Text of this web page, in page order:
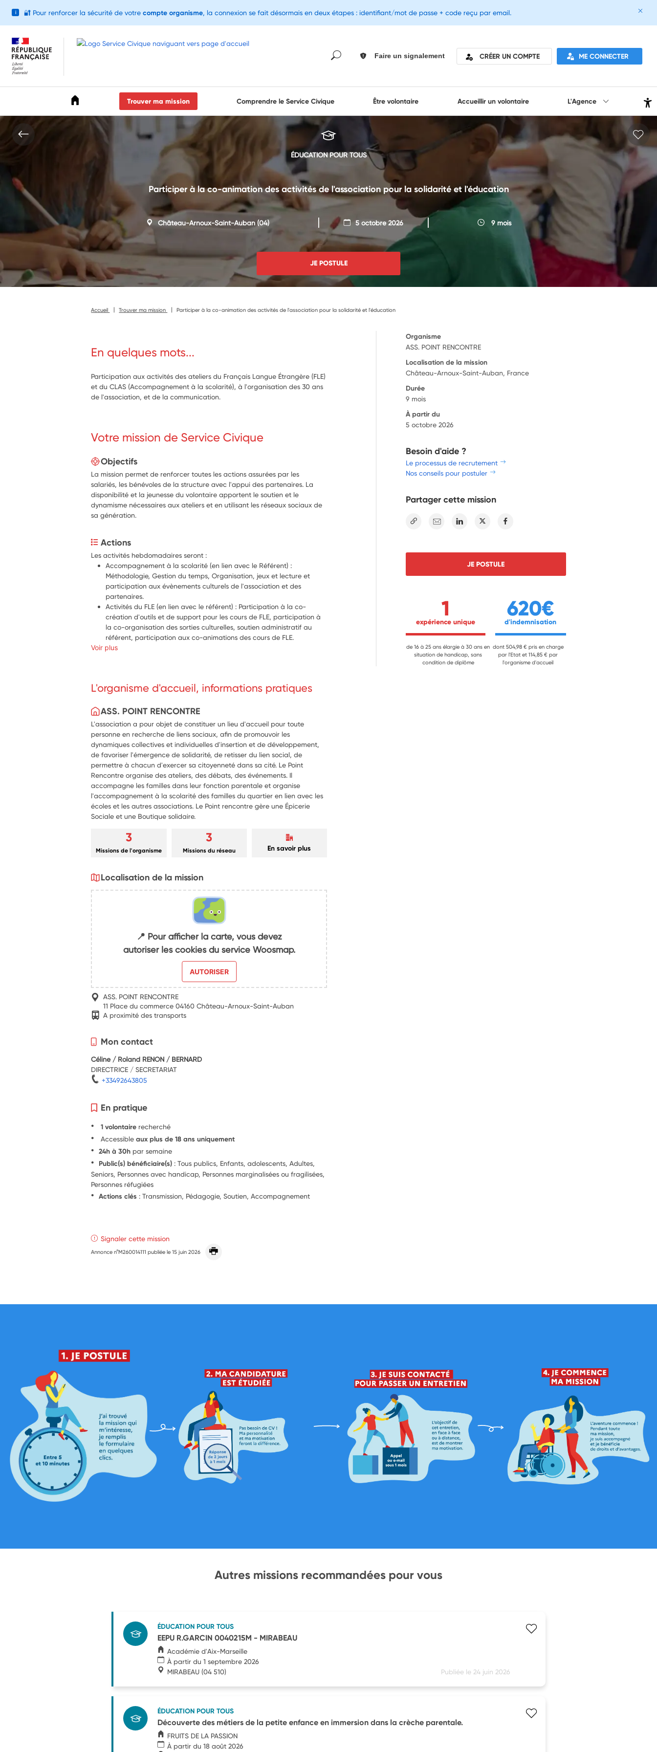
Faire un signalement CRÉER UN COMPTE ME CONNECTER
Trouver ma mission Comprendre le Service Civique Être volontaire Accueillir un volontaire L'Agence
ÉDUCATION POUR TOUS
Participer à la co-animation des activités de l'association pour la solidarité et l'éducation
Château-Arnoux-Saint-Auban(04) 5 octobre 2026 9 mois
JE POSTULE
Accueil Trouver ma mission Participer à la co-animation des activités de l'association pour la solidarité et l'éducation
En quelques mots...
Participation aux activités des ateliers du Français Langue Étrangère (FLE)
et du CLAS (Accompagnement à la scolarité), à l'organisation des 30 ans
de l'association, et de la communication.
Votre mission de Service Civique
Objectifs
La mission permet de renforcer toutes les actions assurées par les
salariés, les bénévoles de la structure avec l'appui des partenaires. La
disponibilité et la jeunesse du volontaire apportent le soutien et le
dynamisme nécessaires aux ateliers et en utilisant les réseaux sociaux de
sa génération.
Actions
Les activités hebdomadaires seront :
Accompagnement à la scolarité (en lien avec le Référent) :
Méthodologie, Gestion du temps, Organisation, jeux et lecture et
participation aux évènements culturels de l'association et des
partenaires.
Activités du FLE (en lien avec le référent) : Participation à la co-
création d'outils et de support pour les cours de FLE, participation à
la co-organisation des sorties culturelles, soutien administratif au
référent, participation aux co-animations des cours de FLE.
Participation à l'organisation des 30 ans de l'association :
newsletters, réseaux sociaux...
Voir plus
L'organisme d'accueil, informations pratiques
ASS. POINT RENCONTRE
L'association a pour objet de constituer un lieu d'accueil pour toute
personne en recherche de liens sociaux, afin de promouvoir les
dynamiques collectives et individuelles d'insertion et de développement,
de favoriser l'émergence de solidarité, de retisser du lien social, de
permettre à chacun d'exercer sa citoyenneté dans sa cité. Le Point
Rencontre organise des ateliers, des débats, des événements. Il
accompagne les familles dans leur fonction parentale et organise
l'accompagnement à la scolarité des familles du quartier en lien avec les
écoles et les autres associations. Le Point rencontre gère une Épicerie
Sociale et une Boutique solidaire.
3
Missions de l'organisme
3
Missions du réseau En savoir plus
Localisation de la mission
📍 Pour afficher la carte, vous devez
autoriser les cookies du service Woosmap.
AUTORISER
ASS. POINT RENCONTRE
11 Place du commerce 04160 Château-Arnoux-Saint-Auban
A proximité des transports
Mon contact
Céline / Roland RENON / BERNARD
DIRECTRICE / SECRETARIAT
+33492643805
En pratique
1 volontaire recherché
Accessibleaux plus de 18 ans uniquement
24h à 30h par semaine
Public(s) bénéficiaire(s) : Tous publics, Enfants, adolescents, Adultes,
Seniors, Personnes avec handicap, Personnes marginalisées ou fragilisées,
Personnes réfugiées
Actions clés : Transmission, Pédagogie, Soutien, Accompagnement
Signaler cette mission
Annonce n°M260014111 publiée le15 juin 2026
Organisme
ASS. POINT RENCONTRE
Localisation de la mission
Château-Arnoux-Saint-Auban, France
Durée
9 mois
À partir du
5 octobre 2026
Besoin d'aide ?
Le processus de recrutement
Nos conseils pour postuler
Partager cette mission
E-mail Linkedin Twitter
JE POSTULE
1
expérience unique
de 16 à 25 ans élargie à 30 ans en
situation de handicap, sans
condition de diplôme
620€
d'indemnisation
dont 504,98 € pris en charge
par l'Etat et 114,85 € par
l'organisme d'accueil
Autres missions recommandées pour vous
ÉDUCATION POUR TOUS
EEPU R.GARCIN 0040215M - MIRABEAU
Académie d'Aix-Marseille
À partir du 1 septembre 2026
MIRABEAU (04 510) Publiée le 24 juin 2026
ÉDUCATION POUR TOUS
Découverte des métiers de la petite enfance en immersion dans la crèche parentale.
FRUITS DE LA PASSION
À partir du 18 août 2026
i 🔐 Pour renforcer la sécurité de votre compte organisme, la connexion se fait désormais en deux étapes : identifiant/mot de passe + code reçu par email.